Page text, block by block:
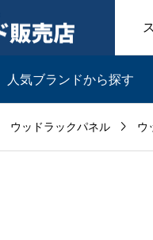
人気ブランドから探す
ウッドラックパネル  ウ